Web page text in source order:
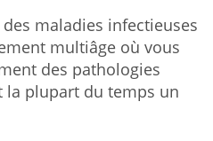
maladies infectieuses
multiâge où vous
des pathologies
la plupart du temps un